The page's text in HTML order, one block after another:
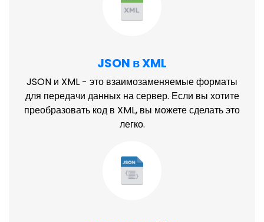
JSON в XML
JSON и XML - это взаимозаменяемые форматы
для передачи данных на сервер. Если вы хотите
преобразовать код в XML, вы можете сделать это
легко.